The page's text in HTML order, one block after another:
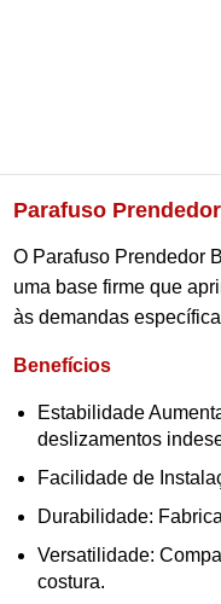
Parafuso
O Parafuso Prendedor
uma base firme que
às demandas
Benefícios
Estabilidade
deslizamentos
Facilidade de
Durabilidade:
Versatilidade:
costura.